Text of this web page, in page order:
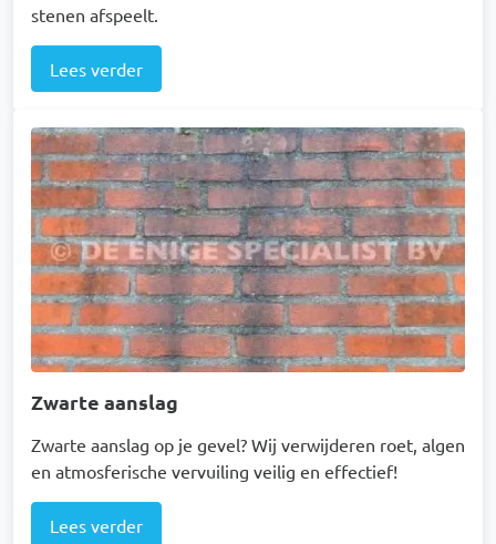
stenen afspeelt.
Lees verder
Afbeelding
Zwarte aanslag
Zwarte aanslag op je gevel? Wij verwijderen roet, algen
en atmosferische vervuiling veilig en effectief!
Lees verder